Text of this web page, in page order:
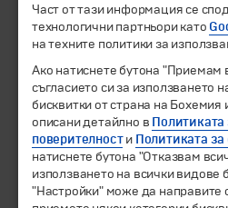
© 1994-2026 Бохемия ООД.
Екскурзии и почивки
Направления
Календар
Всички програми от А
Промоции
Горещи оферти
Част от тази информация се
технологични партньори като
на техните политики за
Ако натиснете бутона "Приемам
съгласието си за използването
бисквитки от страна на Бохемия
описани детайлно в Политиката
поверителности Политиката
натиснете бутона "Отказвам
използването на всички видове
"Настройки" може да направите